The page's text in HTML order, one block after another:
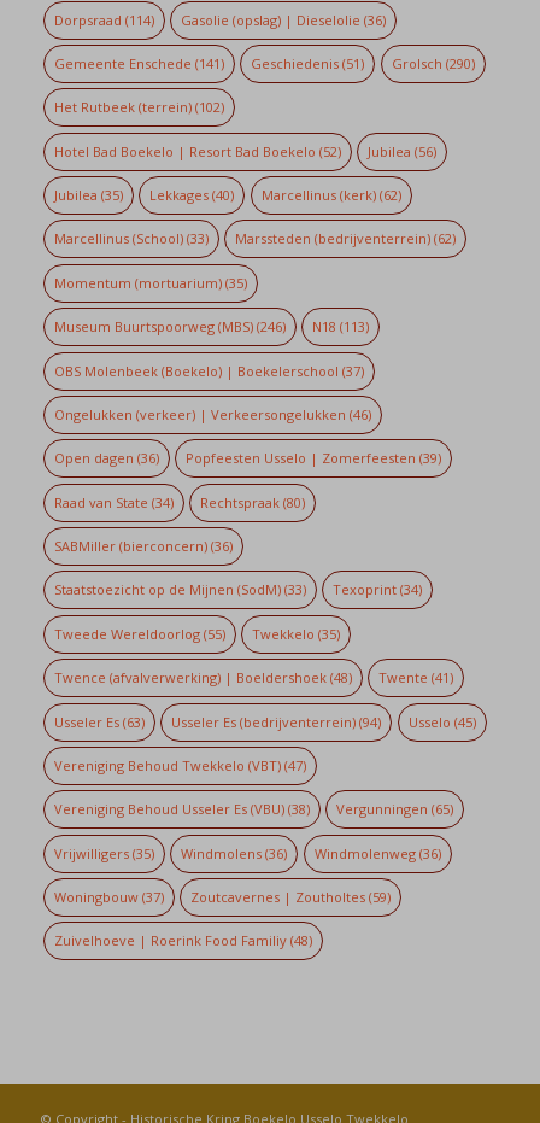
Dorpsraad (114) Gasolie (opslag) | Dieselolie (36)
Gemeente Enschede (141) Geschiedenis (51) Grolsch (290)
Het Rutbeek (terrein)(102)
Hotel Bad Boekelo | Resort Bad Boekelo (52) Jubilea (56)
Jubilea (35) Lekkages (40) Marcellinus (kerk)(62)
Marcellinus (School)(33) Marssteden (bedrijventerrein) (62)
Momentum (mortuarium)(35)
Museum Buurtspoorweg (MBS)(246) N18 (113)
OBS Molenbeek (Boekelo) | Boekelerschool (37)
Ongelukken (verkeer) | Verkeersongelukken (46)
Open dagen (36) Popfeesten Usselo | Zomerfeesten (39)
Raad van State (34) Rechtspraak (80)
SABMiller (bierconcern)(36)
Staatstoezicht op de Mijnen (SodM)(33) Texoprint (34)
Tweede Wereldoorlog(55) Twekkelo (35)
Twence (afvalverwerking) | Boeldershoek(48) Twente (41)
Usseler Es(63) Usseler Es (bedrijventerrein) (94) Usselo (45)
Vereniging Behoud Twekkelo (VBT)(47)
Vereniging Behoud Usseler Es (VBU)(38) Vergunningen (65)
Vrijwilligers(35) Windmolens (36) Windmolenweg(36)
Woningbouw(37) Zoutcavernes | Zoutholtes (59)
Zuivelhoeve | Roerink Food Familiy(48)
© Copyright - Historische Kring Boekelo Usselo Twekkelo